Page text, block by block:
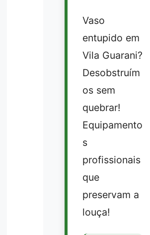
Vaso
entupido em
Vila Guarani?
Desobstruím
os sem
quebrar!
Equipamento
s
profissionais
que
preservam a
louça!